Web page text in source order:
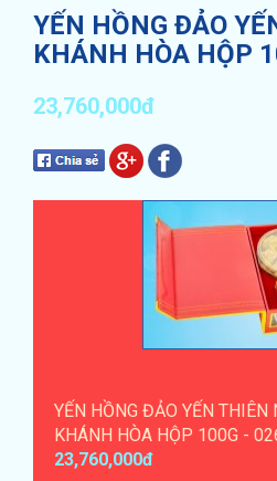
YẾN HỒNG ĐẢO
KHÁNH HÒA HỘP
23,760,000đ
YẾN HỒNG ĐẢO YẾN THIÊN
KHÁNH HÒA HỘP 100G -
23,760,000đ